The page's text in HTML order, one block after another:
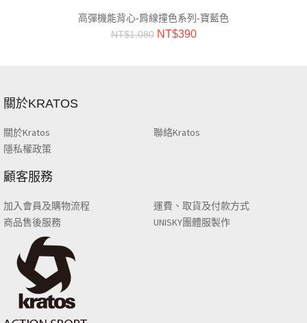
高彈機能背心-肩線撞色系列-寶藍色
NT$1,080 NT$390
關於KRATOS
關於Kratos
聯絡Kratos
隱私權政策
顧客服務
加入會員及購物流程
運費、取貨及付款方式
商品售後服務
UNISKY團體服製作